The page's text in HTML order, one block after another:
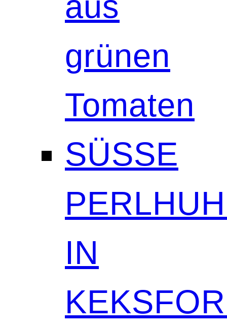
grünen
Tomaten
SÜSSE
IN